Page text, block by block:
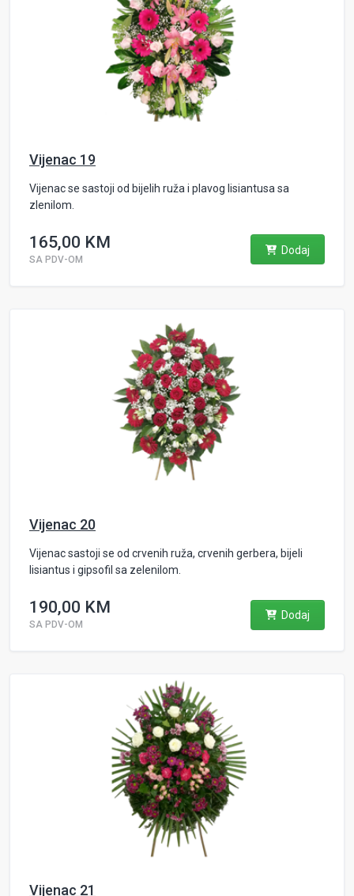
Vijenac 19
Vijenac se sastoji od bijelih ruža i plavog lisiantusa sa
zlenilom.
165,00 KM
SA PDV-OM
Dodaj
Vijenac 20
Vijenac sastoji se od crvenih ruža, crvenih gerbera, bijeli
lisiantus i gipsofil sa zelenilom.
190,00 KM
SA PDV-OM
Dodaj
Vijenac 21